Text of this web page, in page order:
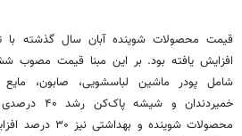
افزایش یافته بود. بر این مبنا قیمت
شامل پودر ماشین لباسشویی، صابون،
خمیردندان
محصولات شوینده